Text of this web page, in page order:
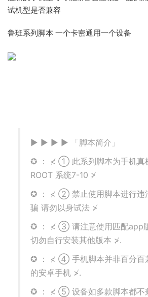
试机型是否兼容
鲁班系列脚本 一个卡密通用一个设备
▶ ▶ ▶ ▶ 「脚本简介」
✪ ： ≮ ① 此系列脚本为手机真
ROOT 系统7-10 ≯
✪ ： ≮ ② 禁止使用脚本进行违
骗 请勿以身试法 ≯
✪ ： ≮ ③ 请注意使用匹配app
切勿自行安装其他版本 ≯.
✪ ： ≮ ④ 手机脚本并非百分百
的安卓手机 ≯.
✪ ： ≮ ⑤ 设备如多款脚本都不